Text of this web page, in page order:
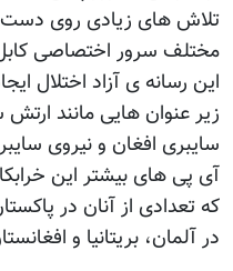
تلاش های زیادی روی دست
مختلف سرور اختصاصی
این رسانه ی آزاد اختلال
زیر عنوان هایی مانند
سایبری افغان و نیروی
آی پی های بیشتر این
که تعدادی از آنان در
در آلمان، بریتانیا و